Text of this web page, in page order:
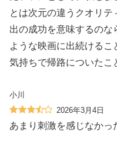
とは次元の違うクオリ
出の成功を意味するの
ような映画に出続ける
気持ちで帰路についたこ
小川
2026年3月4日
あまり刺激を感じなかっ